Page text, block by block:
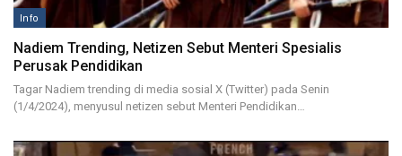
Info
Nadiem Trending, Netizen Sebut Menteri Spesialis
Perusak Pendidikan
Tagar Nadiem trending di media sosial X (Twitter) pada Senin
(1/4/2024), menyusul netizen sebut Menteri Pendidikan…